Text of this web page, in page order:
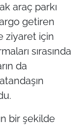
araç parkı
getiren
ziyaret için
sırasında
da
bir şekilde